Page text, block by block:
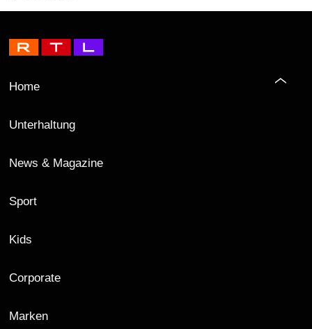
Home
Unterhaltung
News & Magazine
Sport
Kids
Corporate
Marken